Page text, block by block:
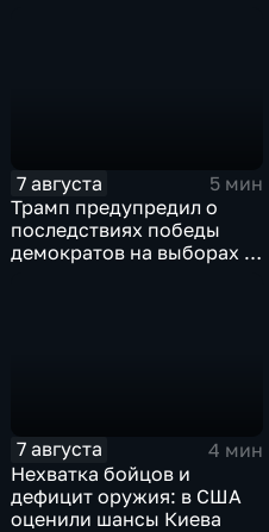
7 августа
5 мин
Трамп предупредил о
последствиях победы
демократов на выборах в
7 августа
4 мин
Нехватка бойцов и
дефицит оружия: в США
оценили шансы Киева